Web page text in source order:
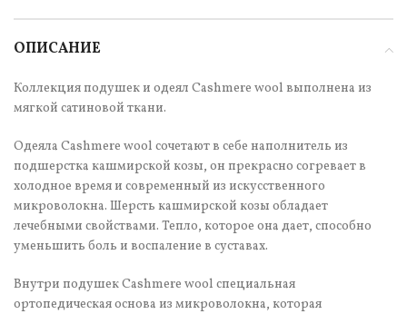
ОПИСАНИЕ
Коллекция подушек и одеял Cashmere wool выполнена из
мягкой сатиновой ткани.
Одеяла Cashmere wool сочетают в себе наполнитель из
подшерстка кашмирской козы, он прекрасно согревает в
холодное время и современный из искусственного
микроволокна. Шерсть кашмирской козы обладает
лечебными свойствами. Тепло, которое она дает, способно
уменьшить боль и воспаление в суставах.
Внутри подушек Cashmere wool специальная
ортопедическая основа из микроволокна, которая